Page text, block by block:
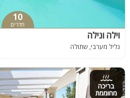
10
חדרים
וילה ונילה
גליל מערבי, שתולה
בריכה
מחוממת